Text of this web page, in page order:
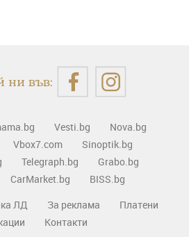
ни във:
Vesti.bg
Nova.bg
Vbox7.com
Sinoptik.bg
Telegraph.bg
Grabo.bg
CarMarket.bg
BISS.bg
ЛД За реклама
Платени
Контакти